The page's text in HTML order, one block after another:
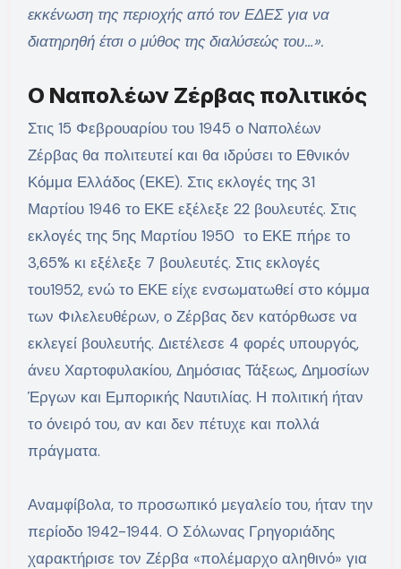
εκκένωση της περιοχής από τον ΕΔΕΣ για να
διατηρηθή έτσι ο μύθος της διαλύσεώς του…».
Ο Ναπολέων Ζέρβας πολιτικός
Στις 15 Φεβρουαρίου του 1945 ο Ναπολέων
Ζέρβας θα πολιτευτεί και θα ιδρύσει το Εθνικόν
Κόμμα Ελλάδος (ΕΚΕ). Στις εκλογές της 31
Μαρτίου 1946 το ΕΚΕ εξέλεξε 22 βουλευτές. Στις
εκλογές της 5ης Μαρτίου 1950 το ΕΚΕ πήρε το
3,65% κι εξέλεξε 7 βουλευτές. Στις εκλογές
του1952, ενώ το ΕΚΕ είχε ενσωματωθεί στο κόμμα
των Φιλελευθέρων, ο Ζέρβας δεν κατόρθωσε να
εκλεγεί βουλευτής. Διετέλεσε 4 φορές υπουργός,
άνευ Χαρτοφυλακίου, Δημόσιας Τάξεως, Δημοσίων
Έργων και Εμπορικής Ναυτιλίας. Η πολιτική ήταν
το όνειρό του, αν και δεν πέτυχε και πολλά
πράγματα.
Αναμφίβολα, το προσωπικό μεγαλείο του, ήταν την
περίοδο 1942-1944. Ο Σόλωνας Γρηγοριάδης
χαρακτήρισε τον Ζέρβα «πολέμαρχο αληθινό» για